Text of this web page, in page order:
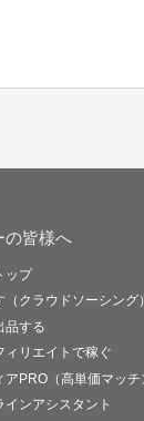
の皆様へ
ップ
クラウドソーシング）
品する
ィリエイトで稼ぐ
アPRO（高単価マッチ
インアシスタント